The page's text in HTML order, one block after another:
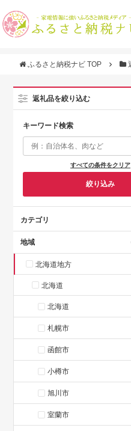
ふるさと納税ナビ TOP
返礼品を絞り込む
キーワード検索
すべての条件をクリア
絞り込み
カテゴリ
地域
北海道地方
北海道
北海道
札幌市
函館市
小樽市
旭川市
室蘭市